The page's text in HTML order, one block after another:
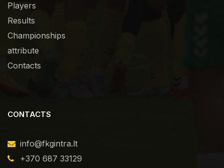
Players
Results
Championships
attribute
Contacts
CONTACTS
info@fkgintra.lt
+370 687 33129